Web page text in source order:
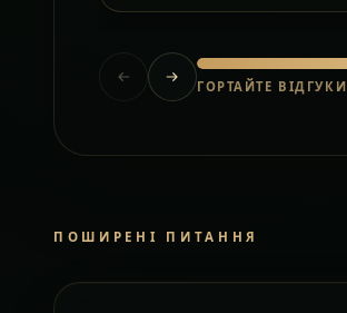
ГОРТАЙТЕ ВІДГУКИ
ПОШИРЕНІ ПИТАННЯ